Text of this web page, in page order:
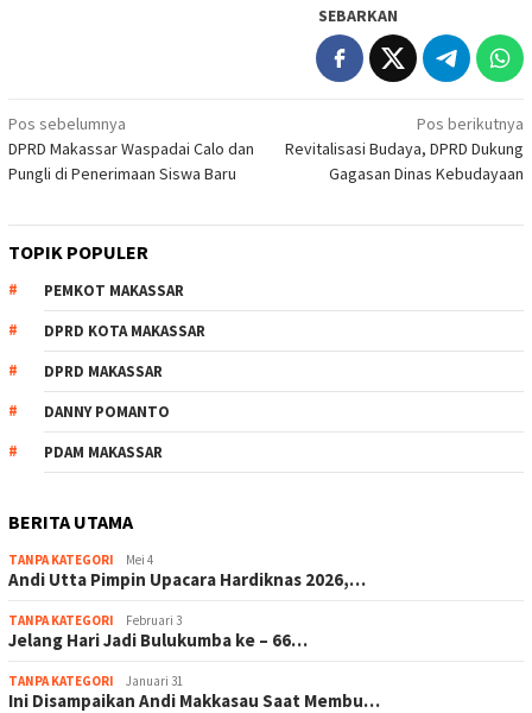
SEBARKAN
Navigasi
pos
Pos sebelumnya
DPRD Makassar Waspadai Calo dan
Pungli di Penerimaan Siswa Baru
Pos berikutnya
Revitalisasi Budaya, DPRD Dukung
Gagasan Dinas Kebudayaan
TOPIK POPULER
PEMKOT MAKASSAR
DPRD KOTA MAKASSAR
DPRD MAKASSAR
DANNY POMANTO
PDAM MAKASSAR
BERITA UTAMA
TANPA KATEGORI Mei 4
Andi Utta Pimpin Upacara Hardiknas 2026,…
TANPA KATEGORI Februari 3
Jelang Hari Jadi Bulukumba ke – 66…
TANPA KATEGORI Januari 31
Ini Disampaikan Andi Makkasau Saat Membu…